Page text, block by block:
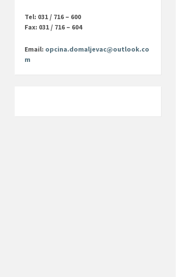
Tel: 031 / 716 – 600
Fax: 031 / 716 – 604
Email: opcina.domaljevac@outlook.co
m